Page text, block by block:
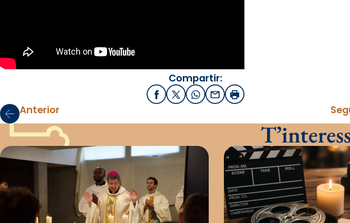
Compartir:
FacebookX / Twitter
WhatsApp
EmailImprimir
Anterior